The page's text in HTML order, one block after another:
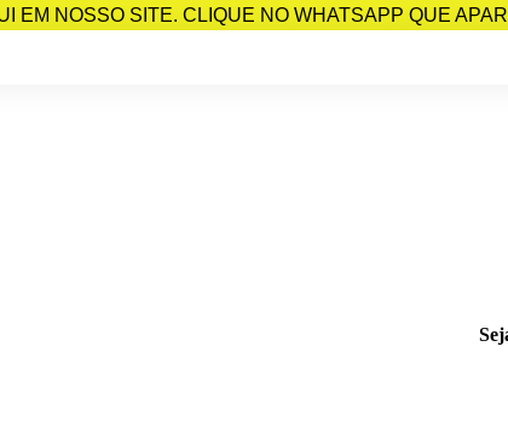
EM NOSSO SITE. CLIQUE NO WHATSAPP QUE